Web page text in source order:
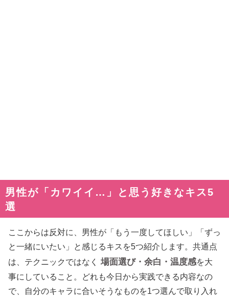
男性が「カワイイ…」と思う好きなキス5
選
ここからは反対に、男性が「もう一度してほしい」「ずっ
と一緒にいたい」と感じるキスを5つ紹介します。共通点
は、テクニックではなく
場面選び・余白・温度感を大
事にしていること。どれも今日から実践できる内容なの
で、自分のキャラに合いそうなものを1つ選んで取り入れ